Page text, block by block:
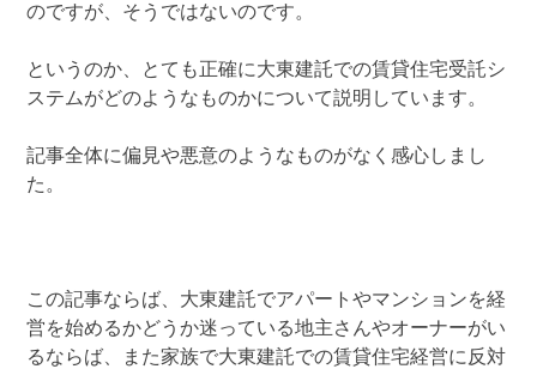
のですが、そうではないのです。
というのか、とても正確に大東建託での賃貸住宅受託シ
ステムがどのようなものかについて説明しています。
記事全体に偏見や悪意のようなものがなく感心しまし
た。
この記事ならば、大東建託でアパートやマンションを経
営を始めるかどうか迷っている地主さんやオーナーがい
るならば、また家族で大東建託での賃貸住宅経営に反対